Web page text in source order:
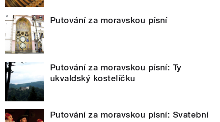
Putování za moravskou písní
Putování za moravskou písní: Ty
ukvaldský kostelíčku
Putování za moravskou písní: Svatební